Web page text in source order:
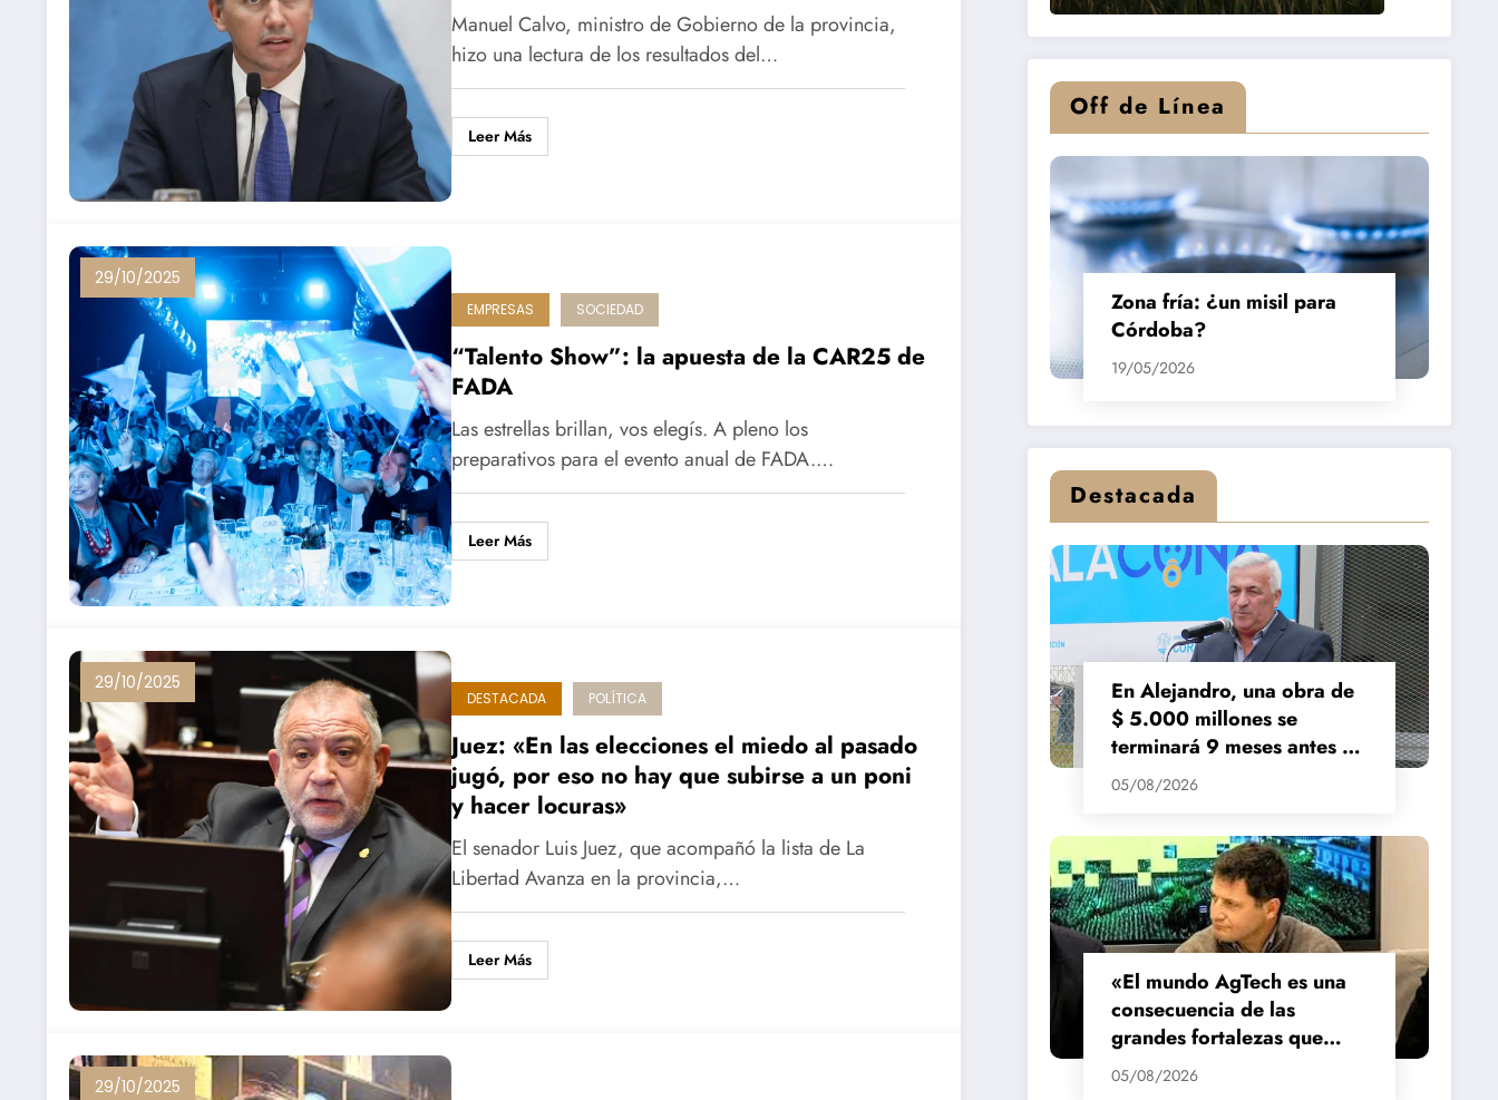
Manuel Calvo, ministro de Gobierno de la provincia,
hizo una lectura de los resultados del…
Leer Más
29/10/2025
EMPRESAS SOCIEDAD
“Talento Show”: la apuesta de la CAR25 de
FADA
Las estrellas brillan, vos elegís. A pleno los
preparativos para el evento anual de FADA.…
Leer Más
29/10/2025
DESTACADA POLÍTICA
Juez: «En las elecciones el miedo al pasado
jugó, por eso no hay que subirse a un poni
y hacer locuras»
El senador Luis Juez, que acompañó la lista de La
Libertad Avanza en la provincia,…
Leer Más
29/10/2025
Off de Línea
Zona fría: ¿un misil para
Córdoba?
19/05/2026
Destacada
En Alejandro, una obra de
$ 5.000 millones se
terminará 9 meses antes de
lo previsto
05/08/2026
«El mundo AgTech es una
consecuencia de las
grandes fortalezas que
tenemos en la región»
05/08/2026